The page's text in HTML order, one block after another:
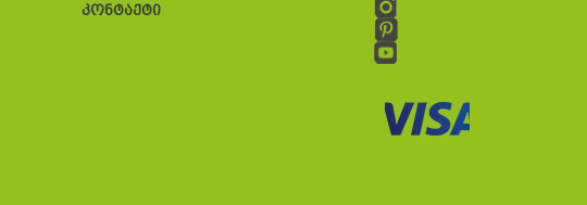
კონტაქტი